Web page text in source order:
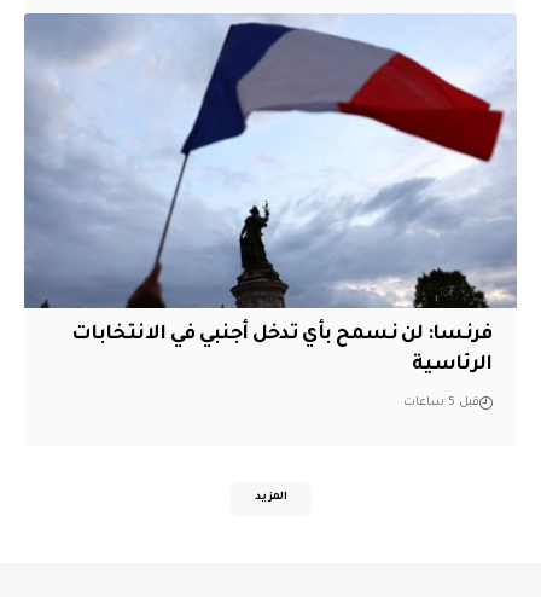
فرنسا: لن نسمح بأي تدخل أجنبي في الانتخابات
الرئاسية
قبل 5 ساعات
المزيد